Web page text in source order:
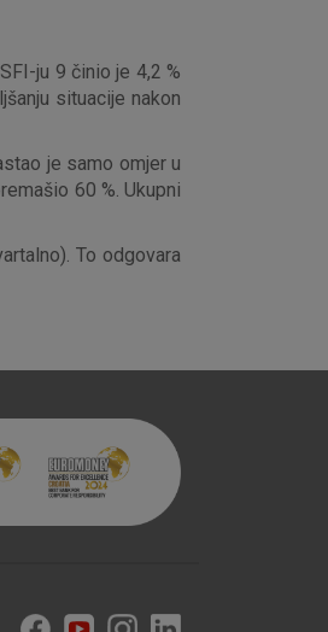
ju 9 činio je 4,2 %
situacije nakon
je samo omjer u
60 %. Ukupni
To odgovara